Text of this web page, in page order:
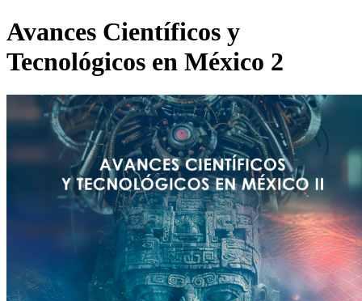
Avances Científicos y
Tecnológicos en México 2